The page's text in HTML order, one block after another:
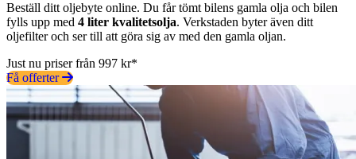
Beställ ditt oljebyte online. Du får tömt bilens gamla olja och bilen
fylls upp med 4 liter kvalitetsolja. Verkstaden byter även ditt
oljefilter och ser till att göra sig av med den gamla oljan.
Just nu priser från 997 kr*
Få offerter